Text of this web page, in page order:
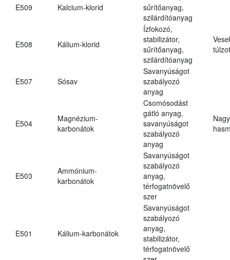
E509 Kalcium-klorid
sűrítőanyag,
szilárdítóanyag
E508 Kálium-klorid
Ízfokozó,
stabilizátor,
sűrítőanyag,
szilárdítóanyag
E507 Sósav
Savanyúságot
szabályozó
anyag
E504
Magnézium-
karbonátok
Csomósodást
gátló anyag,
savanyúságot
szabályozó
anyag
E503
Ammónium-
karbonátok
Savanyúságot
szabályozó
anyag,
térfogatnövelő
szer
E501 Kálium-karbonátok
Savanyúságot
szabályozó
anyag,
stabilizátor,
térfogatnövelő